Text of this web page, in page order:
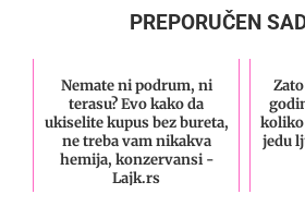
PREPORUČEN
Nemate ni podrum, ni
terasu? Evo kako da
ukiselite kupus bez bureta,
ne treba vam nikakva
hemija, konzervansi -
Lajk.rs
koliko
jedu